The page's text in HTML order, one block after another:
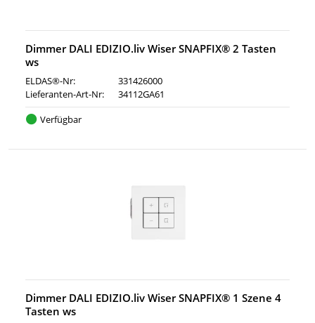
Dimmer DALI EDIZIO.liv Wiser SNAPFIX® 2 Tasten
ws
ELDAS®-Nr:
331426000
Lieferanten-Art-Nr:
34112GA61
Verfügbar
Dimmer DALI EDIZIO.liv Wiser SNAPFIX® 1 Szene 4
Tasten ws